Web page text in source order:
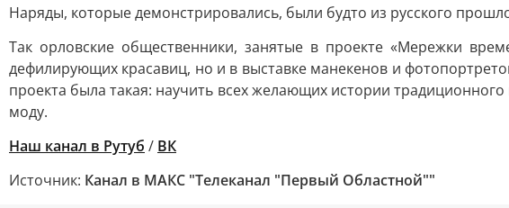
Наряды, которые демонстрировались, были будто из русского
Так орловские общественники, занятые в проекте «Мережки
дефилирующих красавиц, но и в выставке манекенов и
проекта была такая: научить всех желающих истории
моду.
Наш канал в Рутуб / ВК
Источник: Канал в МАКС "Телеканал "Первый Областной""